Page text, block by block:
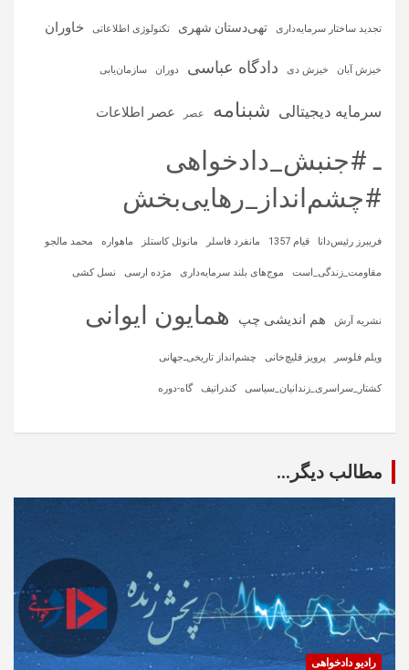
تجدید ساختار سرمایه‌داری تهی‌دستان شهری تکنولوژی اطلاعاتی خاوران
خیزش آبان خیزش دی دادگاه عباسی دوران سازمان‌یابی
سرمایه‌ دیجیتالی شبنامه عصر عصر اطلاعات
ـ #جنبش_دادخواهی
#چشم‌انداز_رهایی‌بخش
فریبرز رئیس‌دانا قیام 1357 مانفرد فاسلر مانوئل کاستلز ماهواره‌ محمد مالجو
مقاومت_زندگی_است موج‌های بلند سرمایه‌داری مژده ارسی نسل کشی
نشریه آرش هم اندیشی چپ همایون ایوانی
ویلم فلوسر پرویز قلیچ‌خانی چشم‌انداز تاریخی‌ـ‌جهانی
کشتار_سراسری_زندانیان_سیاسی کندراتیف گاه-دوره
مطالب دیگر...
رادیو دادخواهی